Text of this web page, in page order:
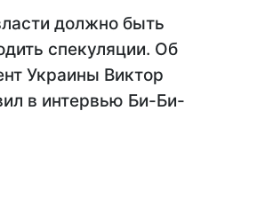
должно быть
спекуляции. Об
Украины Виктор
в интервью Би-Би-